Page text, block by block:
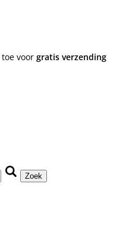
toe voor gratis verzending
Zoek